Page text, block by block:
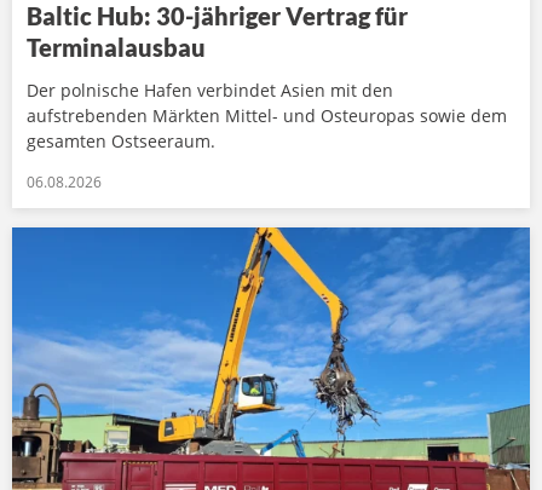
Baltic Hub: 30-jähriger Vertrag für
Terminalausbau
Der polnische Hafen verbindet Asien mit den
aufstrebenden Märkten Mittel- und Osteuropas sowie dem
gesamten Ostseeraum.
06.08.2026